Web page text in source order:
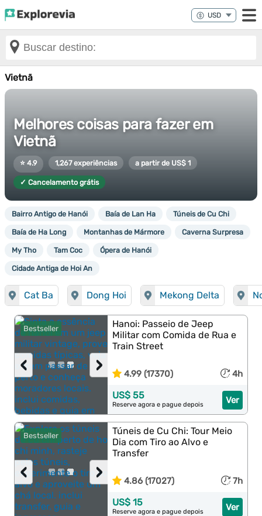
Vietnã
Melhores coisas para fazer em
Vietnã
⭐ 4.9 1,267 experiências a partir de US$ 1
✓ Cancelamento grátis
Bairro Antigo de Hanói Baía de Lan Ha Túneis de Cu Chi
Baía de Ha Long Montanhas de Mármore Caverna Surpresa
My Tho Tam Coc Ópera de Hanói
Cidade Antiga de Hoi An
Cat Ba Dong Hoi Mekong Delta
Bestseller
›
‹
Hanoi: Passeio de Jeep
Militar com Comida de Rua e
Train Street
4.99 (17370) 4h
Ver
US$ 55
Reserve agora e pague depois
Bestseller
›
‹
Túneis de Cu Chi: Tour Meio
Dia com Tiro ao Alvo e
Transfer
4.86 (17027) 7h
Ver
US$ 15
Reserve agora e pague depois